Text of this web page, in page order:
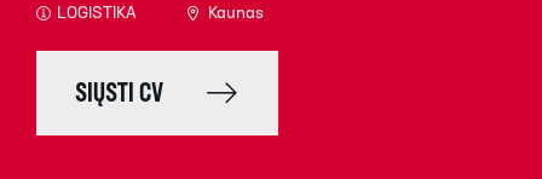
LOGISTIKA Kaunas
SIŲSTI CV